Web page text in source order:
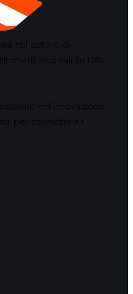
nel settore di
musicali su tutto
ed innovazione
per trasmettervi i